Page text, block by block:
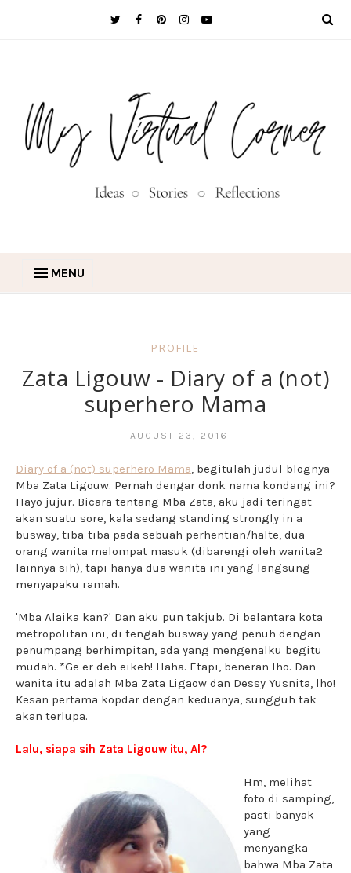
MENU
PROFILE
Zata Ligouw - Diary of a (not)
superhero Mama
AUGUST 23, 2016
Diary of a (not) superhero Mama, begitulah judul blognya
Mba Zata Ligouw. Pernah dengar donk nama kondang ini?
Hayo jujur. Bicara tentang Mba Zata, aku jadi teringat
akan suatu sore, kala sedang standing strongly in a
busway, tiba-tiba pada sebuah perhentian/halte, dua
orang wanita melompat masuk (dibarengi oleh wanita2
lainnya sih), tapi hanya dua wanita ini yang langsung
menyapaku ramah.
'Mba Alaika kan?' Dan aku pun takjub. Di belantara kota
metropolitan ini, di tengah busway yang penuh dengan
penumpang berhimpitan, ada yang mengenalku begitu
mudah. *Ge er deh eikeh! Haha. Etapi, beneran lho. Dan
wanita itu adalah Mba Zata Ligaow dan Dessy Yusnita, lho!
Kesan pertama kopdar dengan keduanya, sungguh tak
akan terlupa.
Lalu, siapa sih Zata Ligouw itu, Al?
Hm, melihat
foto di samping,
pasti banyak
yang
menyangka
bahwa Mba Zata